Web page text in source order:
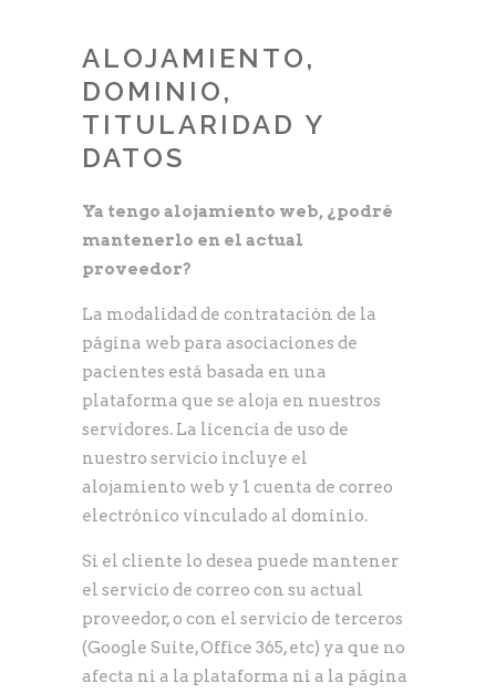
ALOJAMIENTO,
DOMINIO,
TITULARIDAD Y
DATOS
Ya tengo alojamiento web, ¿podré
mantenerlo en el actual
proveedor?
La modalidad de contratación de la
página web para asociaciones de
pacientes está basada en una
plataforma que se aloja en nuestros
servidores. La licencia de uso de
nuestro servicio incluye el
alojamiento web y 1 cuenta de correo
electrónico vinculado al dominio.
Si el cliente lo desea puede mantener
el servicio de correo con su actual
proveedor, o con el servicio de terceros
(Google Suite, Office 365, etc) ya que no
afecta ni a la plataforma ni a la página